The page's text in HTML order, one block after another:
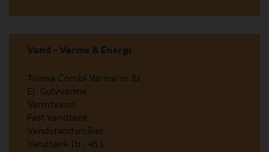
Vand - Varme & Energi
Truma Combi Varme m. El
El. Gulvvarme
Varmtvand
Fast vandtank
Vandstandsmåler
Vandtank ltr.: 45 L